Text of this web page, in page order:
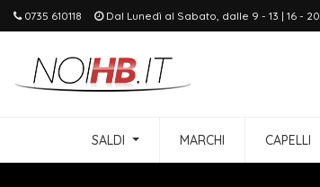
0735 610118 Dal Lunedì al Sabato, dalle 9 - 13 | 16 - 20
SALDI MARCHI CAPELLI